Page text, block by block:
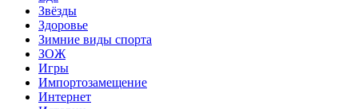
Звёзды
Здоровье
Зимние виды спорта
ЗОЖ
Игры
Импортозамещение
Интернет